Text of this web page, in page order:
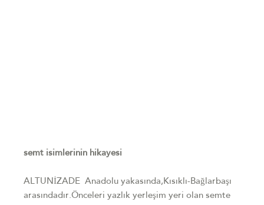
semt isimlerinin hikayesi
ALTUNİZADE Anadolu yakasında,Kısıklı-Bağlarbaşı
arasındadır.Önceleri yazlık yerleşim yeri olan semte